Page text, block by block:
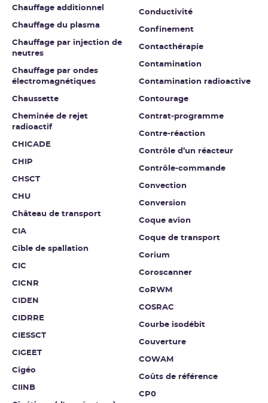
Chauffage additionnel
Chauffage du plasma
Chauffage par injection de
neutres
Chauffage par ondes
électromagnétiques
Chaussette
Cheminée de rejet
radioactif
CHICADE
CHIP
CHSCT
CHU
Château de transport
CIA
Cible de spallation
CIC
CICNR
CIDEN
CIDRRE
CIESSCT
CIGEET
Cigéo
CIINB
Conductivité
Confinement
Contacthérapie
Contamination
Contamination radioactive
Contourage
Contrat-programme
Contre-réaction
Contrôle d’un réacteur
Contrôle-commande
Convection
Conversion
Coque avion
Coque de transport
Corium
Coroscanner
CoRWM
COSRAC
Courbe isodébit
Couverture
COWAM
Coûts de référence
CP0